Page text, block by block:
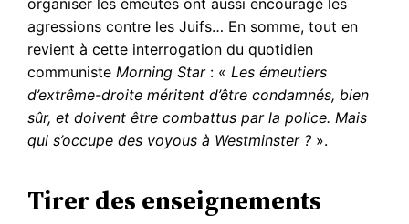
agressions contre les Juifs… En somme, tout en
revient à cette interrogation du quotidien
communiste Morning Star: « Les émeutiers
d’extrême-droite méritent d’être condamnés, bien
sûr, et doivent être combattus par la police. Mais
qui s’occupe des voyous à Westminster ? ».
Tirer des enseignements